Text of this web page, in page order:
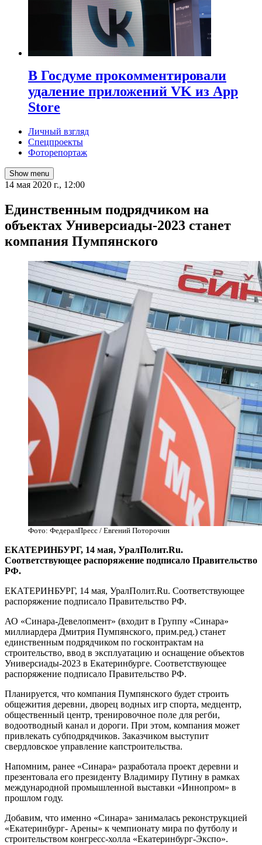
В Госдуме прокомментировали
удаление приложений VK из App
Store
Личный взгляд
Спецпроекты
Фоторепортаж
Show menu
14 мая 2020 г., 12:00
Единственным подрядчиком на
объектах Универсиады-2023 станет
компания Пумпянского
Фото: ФедералПресс / Евгений Поторочин
ЕКАТЕРИНБУРГ, 14 мая, УралПолит.Ru.
Соответствующее распоряжение подписало Правительство
РФ.
ЕКАТЕРИНБУРГ, 14 мая, УралПолит.Ru. Соответствующее
распоряжение подписало Правительство РФ.
АО «Синара-Девелопмент» (входит в Группу «Синара»
миллиардера Дмитрия Пумпянского, прим.ред.) станет
единственным подрядчиком по госконтрактам на
строительство, ввод в эксплуатацию и оснащение объектов
Универсиады-2023 в Екатеринбурге. Соответствующее
распоряжение подписало Правительство РФ.
Планируется, что компания Пумпянского будет строить
общежития деревни, дворец водных игр спорта, медцентр,
общественный центр, тренировочное поле для регби,
водоотводный канал и дороги. При этом, компания может
привлекать субподрядчиков. Заказчиком выступит
свердловское управление капстроительства.
Напомним, ранее «Синара» разработала проект деревни и
презентовала его президенту Владимиру Путину в рамках
международной промышленной выставки «Иннопром» в
прошлом году.
Добавим, что именно «Синара» занималась реконструкцией
«Екатеринбург- Арены» к чемпионату мира по футболу и
строительством конгресс-холла «Екатеринбург-Экспо».